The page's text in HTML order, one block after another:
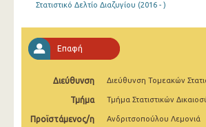
2003
1992
Στατιστικό Δελτίο Διαζυγίου (2016 - )
Επαφή
Διεύθυνση Διεύθυνση Τομεακών
Τμήμα Τμήμα Στατιστικών
Προϊστάμενος/η Ανδριτσοπούλου Λεμονιά